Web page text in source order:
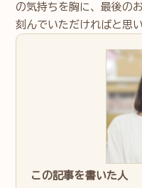
の気持ちを胸に、最後の
刻んでいただければと思い
この記事を書いた人